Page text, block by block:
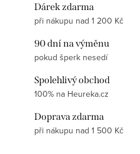
Dárek zdarma
při nákupu nad 1 200 Kč
90 dní na výměnu
pokud šperk nesedí
Spolehlivý obchod
100% na Heureka.cz
Doprava zdarma
při nákupu nad 1 500 Kč